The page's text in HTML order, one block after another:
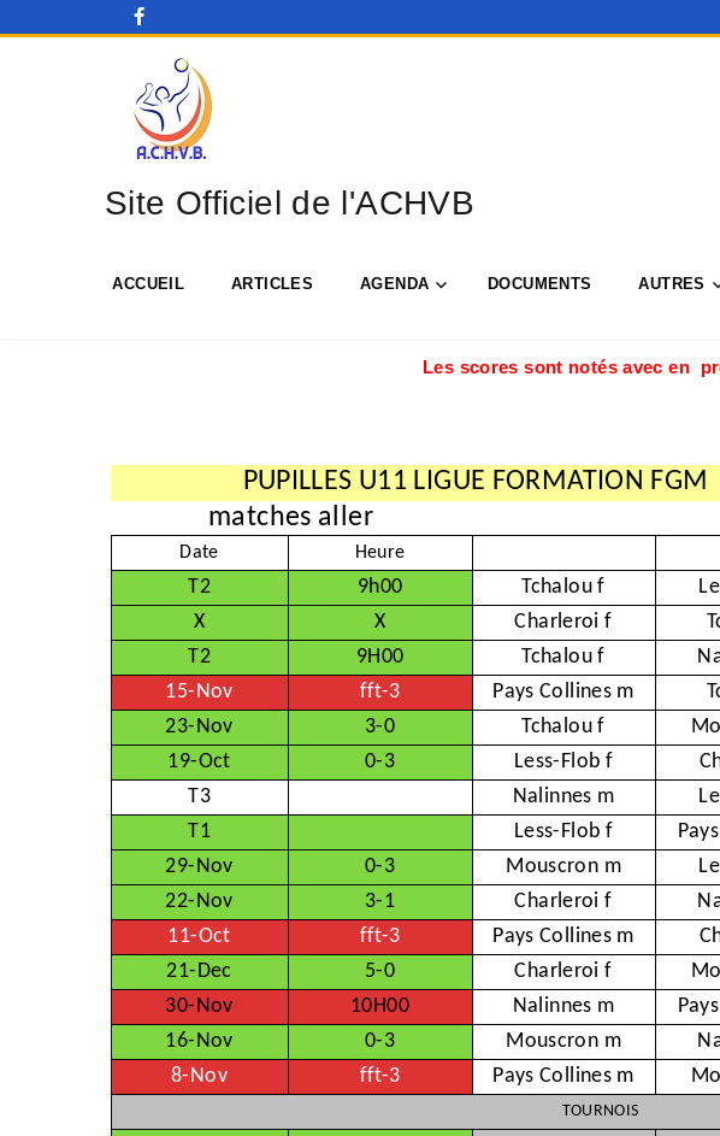
Site Officiel de l'ACHVB
ACCUEIL ARTICLES AGENDA DOCUMENTS AUTRES
Les scores sont notés avec en
PUPILLES U11 LIGUE FORMATION FGM
matches aller
Date Heure
T2 9h00 Tchalou f
X
X Charleroi f
T2
9H00 Tchalou f
15-Nov
fft-3 Pays Collines m
23-Nov
3-0 Tchalou f
19-Oct
0-3 Less-Flob f
T3
Nalinnes m
T1
Less-Flob f
29-Nov
0-3 Mouscron m
22-Nov
3-1 Charleroi f
11-Oct
fft-3 Pays Collines m
21-Dec
5-0 Charleroi f
30-Nov
10H00 Nalinnes m
16-Nov
0-3 Mouscron m
8-Nov
fft-3 Pays Collines m
TOURNOIS